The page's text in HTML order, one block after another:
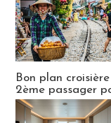
Bon plan
2ème passager